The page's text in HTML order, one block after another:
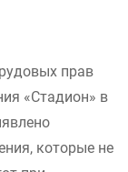
прав
«Стадион» в
которые не